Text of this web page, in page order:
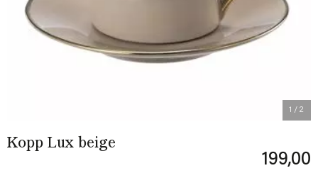
1 / 2
Kopp Lux beige
199,00